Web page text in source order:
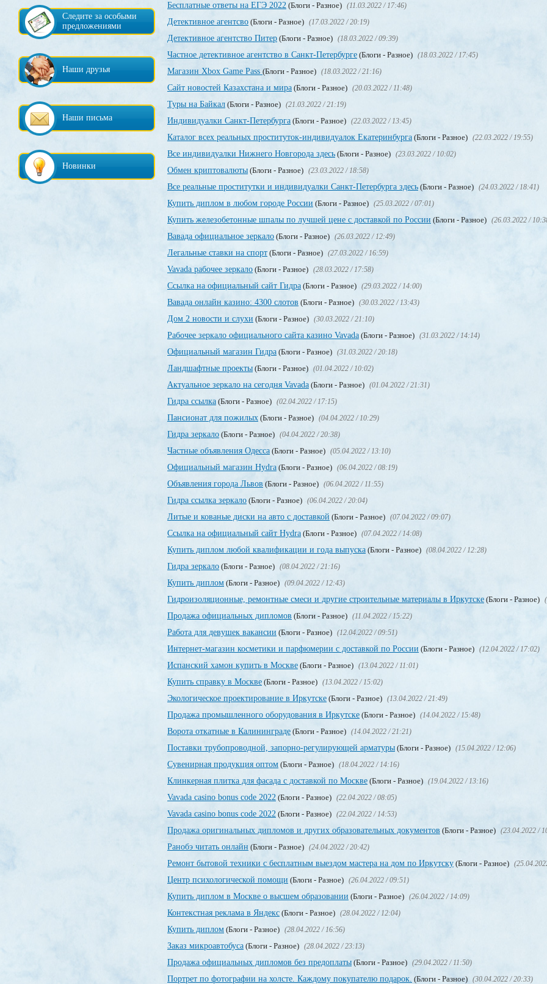
Следите за особыми
предложениями
Наши друзья
Наши письма
Новинки
Бесплатные ответы на ЕГЭ 2022 (Блоги - Разное) (11.03.2022 / 17:46)
Детективное агентсво (Блоги - Разное) (17.03.2022 / 20:19)
Детективное агентство Питер (Блоги - Разное) (18.03.2022 / 09:39)
Частное детективное агентство в Санкт-Петербурге (Блоги - Разное) (18.03.2022 / 17:45)
Магазин Xbox Game Pass (Блоги - Разное) (18.03.2022 / 21:16)
Сайт новостей Казахстана и мира (Блоги - Разное) (20.03.2022 / 11:48)
Туры на Байкал (Блоги - Разное) (21.03.2022 / 21:19)
Индивидуалки Санкт-Петербурга (Блоги - Разное) (22.03.2022 / 13:45)
Каталог всех реальных проституток-индивидуалок Екатеринбурга (Блоги - Разное) (22.03.2022 / 19:55)
Все индивидуалки Нижнего Новгорода здесь (Блоги - Разное) (23.03.2022 / 10:02)
Обмен криптовалюты (Блоги - Разное) (23.03.2022 / 18:58)
Все реальные проститутки и индивидуалки Санкт-Петербурга здесь (Блоги - Разное) (24.03.2022 / 18:41)
Купить диплом в любом городе России (Блоги - Разное) (25.03.2022 / 07:01)
Купить железобетонные шпалы по лучшей цене с доставкой по России (Блоги - Разное) (26.03.2022 /
Вавада официальное зеркало (Блоги - Разное) (26.03.2022 / 12:49)
Легальные ставки на спорт (Блоги - Разное) (27.03.2022 / 16:59)
Vavada рабочее зеркало (Блоги - Разное) (28.03.2022 / 17:58)
Ссылка на официальный сайт Гидра (Блоги - Разное) (29.03.2022 / 14:00)
Вавада онлайн казино: 4300 слотов (Блоги - Разное) (30.03.2022 / 13:43)
Дом 2 новости и слухи (Блоги - Разное) (30.03.2022 / 21:10)
Рабочее зеркало официального сайта казино Vavada (Блоги - Разное) (31.03.2022 / 14:14)
Официальный магазин Гидра (Блоги - Разное) (31.03.2022 / 20:18)
Ландшафтные проекты (Блоги - Разное) (01.04.2022 / 10:02)
Актуальное зеркало на сегодня Vavada (Блоги - Разное) (01.04.2022 / 21:31)
Гидра ссылка (Блоги - Разное) (02.04.2022 / 17:15)
Пансионат для пожилых (Блоги - Разное) (04.04.2022 / 10:29)
Гидра зеркало (Блоги - Разное) (04.04.2022 / 20:38)
Частные объявления Одесса (Блоги - Разное) (05.04.2022 / 13:10)
Официальный магазин Hydra (Блоги - Разное) (06.04.2022 / 08:19)
Объявления города Львов (Блоги - Разное) (06.04.2022 / 11:55)
Гидра ссылка зеркало (Блоги - Разное) (06.04.2022 / 20:04)
Литые и кованые диски на авто с доставкой (Блоги - Разное) (07.04.2022 / 09:07)
Ссылка на официальный сайт Hydra (Блоги - Разное) (07.04.2022 / 14:08)
Купить диплом любой квалификации и года выпуска (Блоги - Разное) (08.04.2022 / 12:28)
Гидра зеркало (Блоги - Разное) (08.04.2022 / 21:16)
Купить диплом (Блоги - Разное) (09.04.2022 / 12:43)
Гидроизоляционные, ремонтные смеси и другие строительные материалы в Иркутске (Блоги - Разное)
Продажа официальных дипломов (Блоги - Разное) (11.04.2022 / 15:22)
Работа для девушек вакансии (Блоги - Разное) (12.04.2022 / 09:51)
Интернет-магазин косметики и парфюмерии с доставкой по России (Блоги - Разное) (12.04.2022 / 17:02)
Испанский хамон купить в Москве (Блоги - Разное) (13.04.2022 / 11:01)
Купить справку в Москве (Блоги - Разное) (13.04.2022 / 15:02)
Экологическое проектирование в Иркутске (Блоги - Разное) (13.04.2022 / 21:49)
Продажа промышленного оборудования в Иркутске (Блоги - Разное) (14.04.2022 / 15:48)
Ворота откатные в Калининграде (Блоги - Разное) (14.04.2022 / 21:21)
Поставки трубопроводной, запорно-регулирующей арматуры (Блоги - Разное) (15.04.2022 / 12:06)
Сувенирная продукция оптом (Блоги - Разное) (18.04.2022 / 14:16)
Клинкерная плитка для фасада с доставкой по Москве (Блоги - Разное) (19.04.2022 / 13:16)
Vavada casino bonus code 2022 (Блоги - Разное) (22.04.2022 / 08:05)
Vavada casino bonus code 2022 (Блоги - Разное) (22.04.2022 / 14:53)
Продажа оригинальных дипломов и других образовательных документов (Блоги - Разное) (23.04.2022 /
Ранобэ читать онлайн (Блоги - Разное) (24.04.2022 / 20:42)
Ремонт бытовой техники с бесплатным выездом мастера на дом по Иркутску (Блоги - Разное)
Центр психологической помощи (Блоги - Разное) (26.04.2022 / 09:51)
Купить диплом в Москве о высшем образовании (Блоги - Разное) (26.04.2022 / 14:09)
Контекстная реклама в Яндекс (Блоги - Разное) (28.04.2022 / 12:04)
Купить диплом (Блоги - Разное) (28.04.2022 / 16:56)
Заказ микроавтобуса (Блоги - Разное) (28.04.2022 / 23:13)
Продажа официальных дипломов без предоплаты (Блоги - Разное) (29.04.2022 / 11:50)
Портрет по фотографии на холсте. Каждому покупателю подарок. (Блоги - Разное) (30.04.2022 / 20:33)